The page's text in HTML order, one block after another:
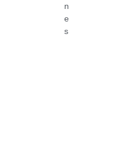
n
e
s